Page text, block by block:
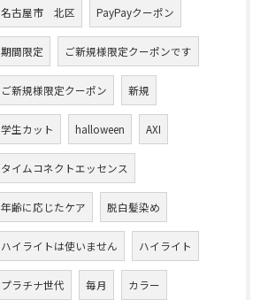
名古屋市 北区 PayPayクーポン
期間限定 ご新規様限定クーポンです
ご新規様限定クーポン 新規
学生カット halloween AXI
タイムコネクトエッセンス
年齢に応じたケア 脱白髪染め
ハイライトは使いません ハイライト
プラチナ世代 毎月 カラー